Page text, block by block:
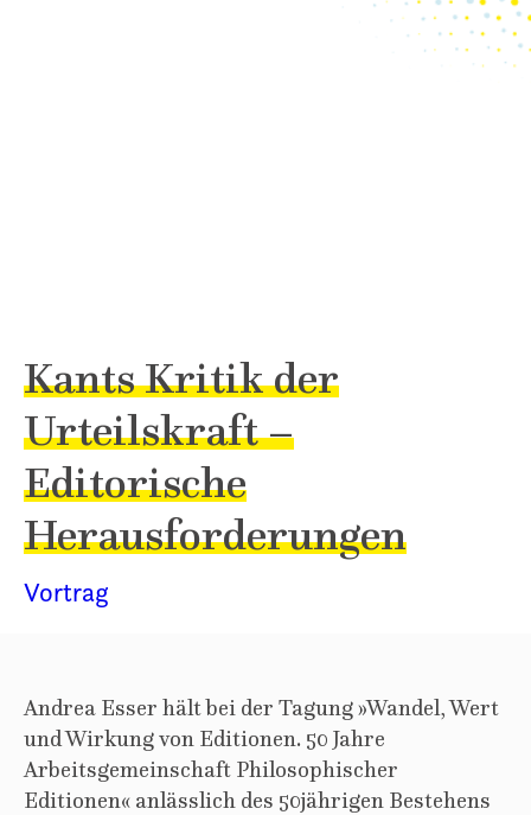
Kants Kritik der
Urteilskraft –
Editorische
Herausforderungen
Vortrag
Andrea Esser hält bei der Tagung »Wandel, Wert
und Wirkung von Editionen. 50 Jahre
Arbeitsgemeinschaft Philosophischer
Editionen« anlässlich des 50jährigen Bestehens